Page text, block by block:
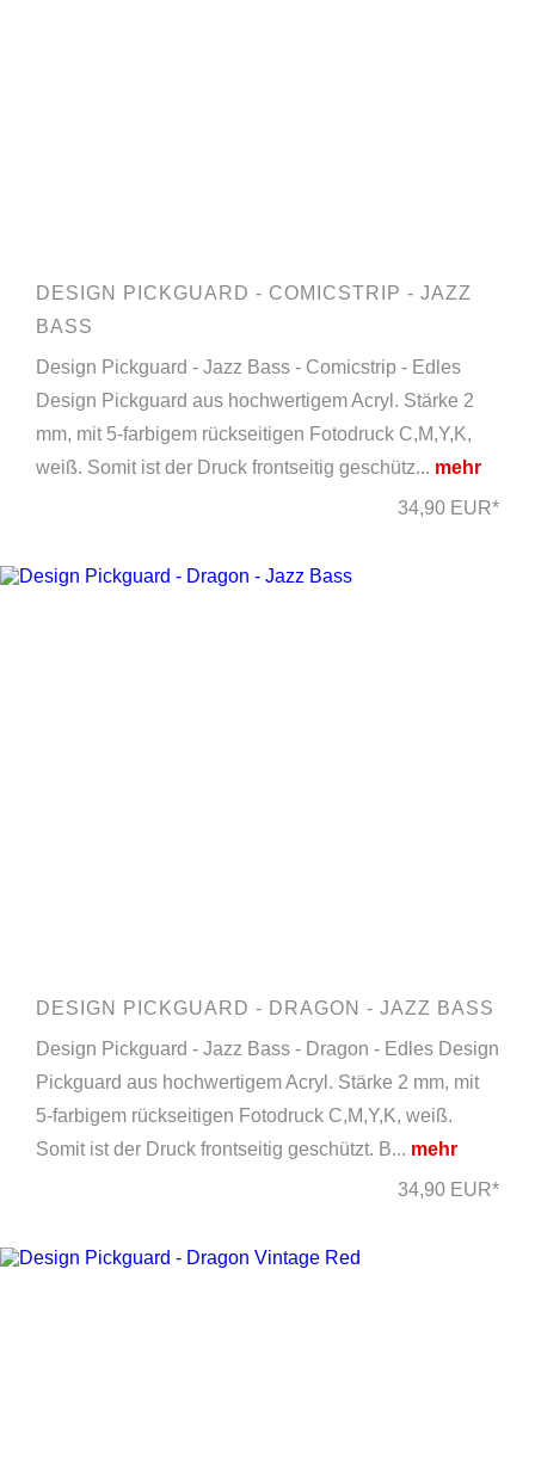
DESIGN PICKGUARD - COMICSTRIP - JAZZ
BASS
Design Pickguard - Jazz Bass - Comicstrip - Edles
Design Pickguard aus hochwertigem Acryl. Stärke 2
mm, mit 5-farbigem rückseitigen Fotodruck C,M,Y,K,
weiß. Somit ist der Druck frontseitig geschütz... mehr
34,90 EUR*
DESIGN PICKGUARD - DRAGON - JAZZ BASS
Design Pickguard - Jazz Bass - Dragon - Edles Design
Pickguard aus hochwertigem Acryl. Stärke 2 mm, mit
5-farbigem rückseitigen Fotodruck C,M,Y,K, weiß.
Somit ist der Druck frontseitig geschützt. B... mehr
34,90 EUR*